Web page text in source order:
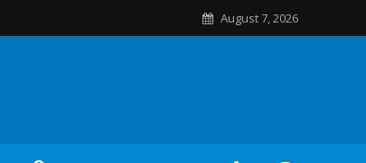
August 7, 2026